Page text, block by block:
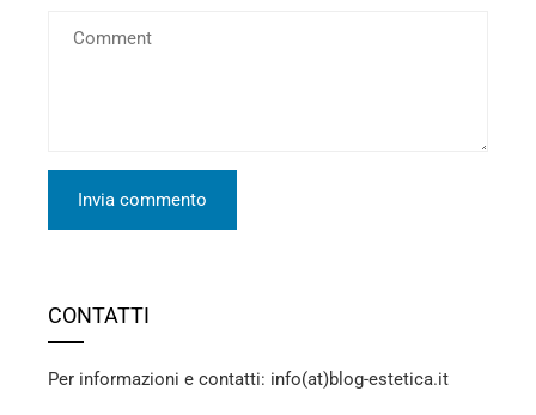
CONTATTI
Per informazioni e contatti: info(at)blog-estetica.it